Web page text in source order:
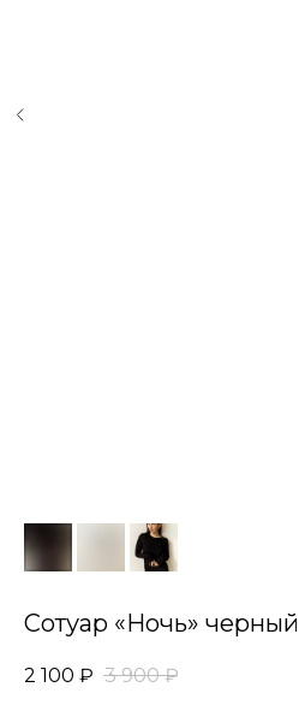
Сотуар «Ночь» черный
2 100 ₽ 3 900 ₽